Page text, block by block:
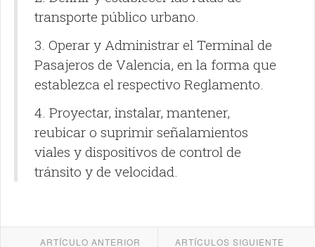
transporte público urbano.
3. Operar y Administrar el Terminal de
Pasajeros de Valencia, en la forma que
establezca el respectivo Reglamento.
4. Proyectar, instalar, mantener,
reubicar o suprimir señalamientos
viales y dispositivos de control de
tránsito y de velocidad.
ARTÍCULO ANTERIOR ARTÍCULOS SIGUIENTE